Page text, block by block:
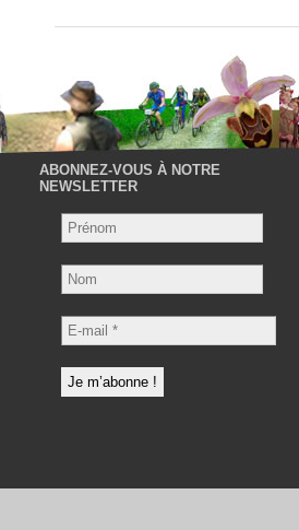
ABONNEZ-VOUS À NOTRE
NEWSLETTER
Nom
E-
mail
*